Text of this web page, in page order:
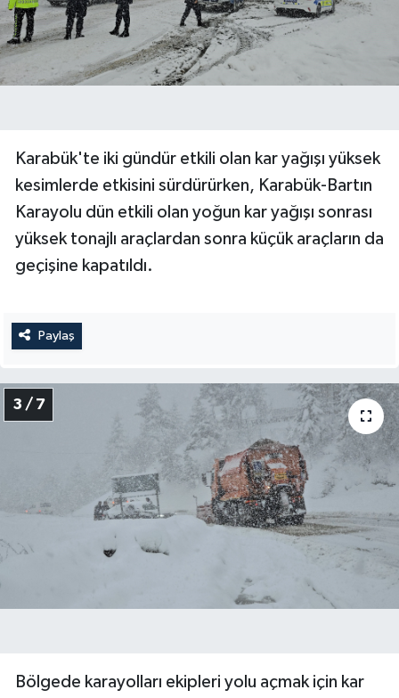
Karabük'te iki gündür etkili olan kar yağışı yüksek
kesimlerde etkisini sürdürürken, Karabük-Bartın
Karayolu dün etkili olan yoğun kar yağışı sonrası
yüksek tonajlı araçlardan sonra küçük araçların da
geçişine kapatıldı.
Paylaş
3 / 7
Bölgede karayolları ekipleri yolu açmak için kar